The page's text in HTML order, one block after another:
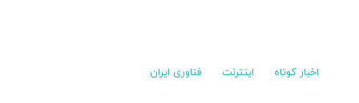
اخبار کوتاه اینترنت فناوری ایران